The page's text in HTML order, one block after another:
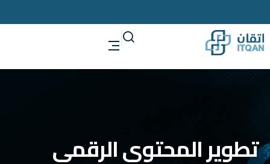
تطوير المحتوى الرقمي